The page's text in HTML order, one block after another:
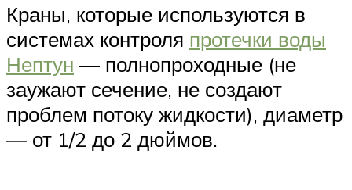
Краны, которые используются в
системах контроля протечки воды
Нептун — полнопроходные (не
заужают сечение, не создают
проблем потоку жидкости), диаметр
— от 1/2 до 2 дюймов.